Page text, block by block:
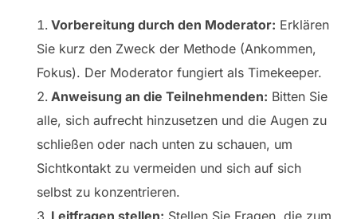
Vorbereitung durch den Moderator: Erklären
Sie kurz den Zweck der Methode (Ankommen,
Fokus). Der Moderator fungiert als Timekeeper.
Anweisung an die Teilnehmenden: Bitten Sie
alle, sich aufrecht hinzusetzen und die Augen zu
schließen oder nach unten zu schauen, um
Sichtkontakt zu vermeiden und sich auf sich
selbst zu konzentrieren.